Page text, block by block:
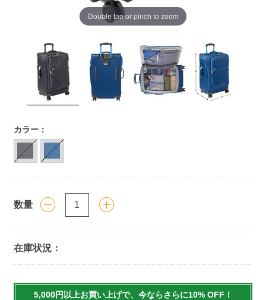
Double tap or pinch to zoom
https://www.llbean.co.jp/tote-
travel/travel-
bag/lugguage/g/P121108.html
カラー：
数量
在庫状況：
to
5,000円以上お買い上げで、今ならさらに10% OFF！